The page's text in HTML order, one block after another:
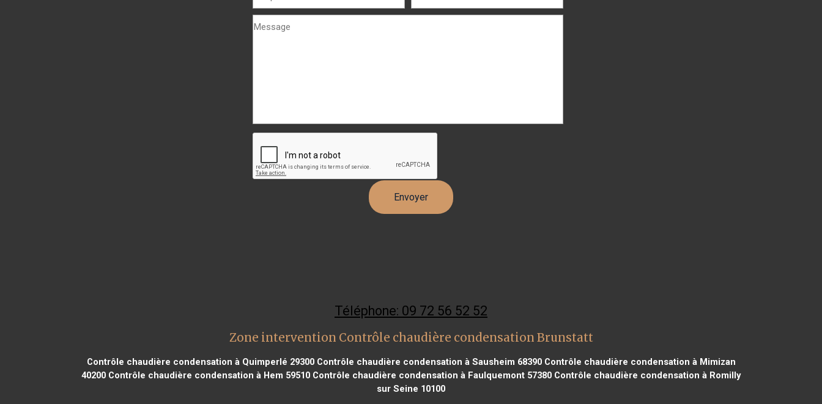
Téléphone: 09 72 56 52 52
Zone intervention Contrôle chaudière condensation Brunstatt
Contrôle chaudière condensation à Quimperlé 29300Contrôle chaudière condensation à Sausheim 68390Contrôle chaudière condensation à Mimizan
40200 Contrôle chaudière condensation à Hem 59510 Contrôle chaudière condensation à Faulquemont 57380 Contrôle chaudière condensation à Romilly
sur Seine 10100